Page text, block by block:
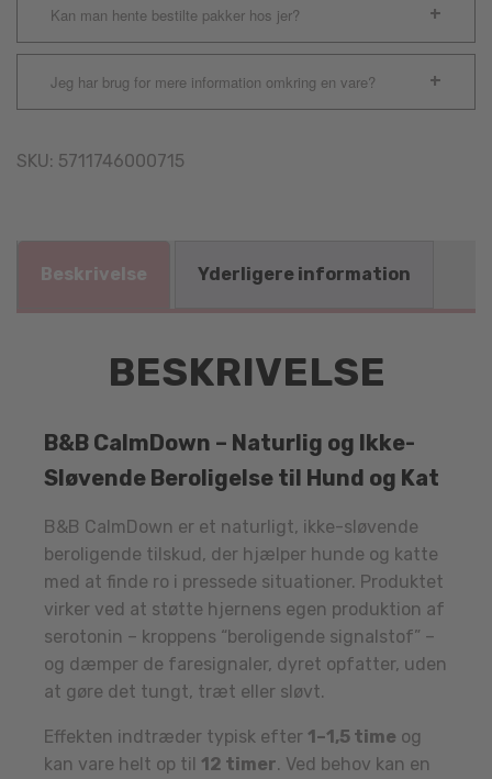
Kan man hente bestilte pakker hos jer?
Jeg har brug for mere information omkring en vare?
SKU: 5711746000715
Beskrivelse Yderligere information
BESKRIVELSE
B&B CalmDown – Naturlig og Ikke-
Sløvende Beroligelse til Hund og Kat
B&B CalmDown er et naturligt, ikke-sløvende
beroligende tilskud, der hjælper hunde og katte
med at finde ro i pressede situationer. Produktet
virker ved at støtte hjernens egen produktion af
serotonin – kroppens “beroligende signalstof” –
og dæmper de faresignaler, dyret opfatter, uden
at gøre det tungt, træt eller sløvt.
Effekten indtræder typisk efter 1–1,5 time og
kan vare helt op til 12 timer. Ved behov kan en